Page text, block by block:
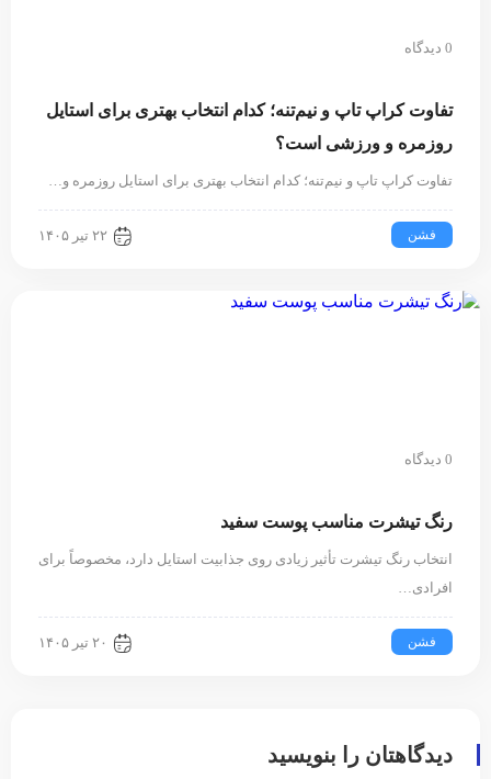
0 دیدگاه
تفاوت کراپ تاپ و نیم‌تنه؛ کدام انتخاب بهتری برای استایل
روزمره و ورزشی است؟
تفاوت کراپ تاپ و نیم‌تنه؛ کدام انتخاب بهتری برای استایل روزمره و…
فشن ۲۲ تیر ۱۴۰۵
0 دیدگاه
رنگ تیشرت مناسب پوست سفید
انتخاب رنگ تیشرت تأثیر زیادی روی جذابیت استایل دارد، مخصوصاً برای
افرادی…
فشن ۲۰ تیر ۱۴۰۵
دیدگاهتان را بنویسید